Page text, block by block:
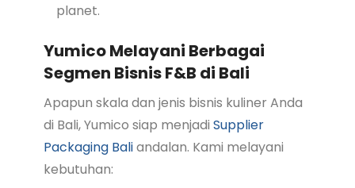
planet.
Yumico Melayani Berbagai
Segmen Bisnis F&B di Bali
Apapun skala dan jenis bisnis kuliner Anda
di Bali, Yumico siap menjadi Supplier
Packaging Baliandalan. Kami melayani
kebutuhan: